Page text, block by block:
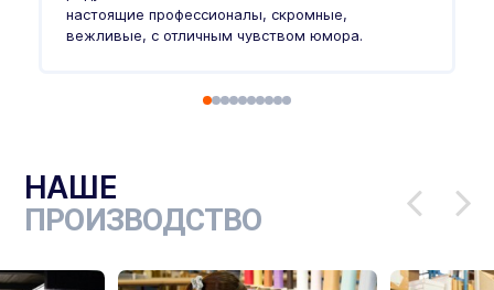
настоящие профессионалы, скромные,
вежливые, с отличным чувством юмора.
НАШЕ
ПРОИЗВОДСТВО